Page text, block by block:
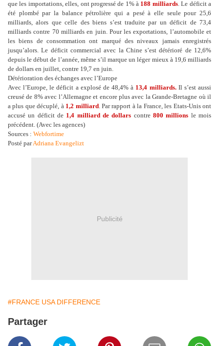
que les importations, elles, ont progressé de 1% à 188 milliards. Le déficit a
été plombé par la balance pétrolière qui a pesé à elle seule pour 25,6
milliards, alors que celle des biens s’est traduite par un déficit de 73,4
milliards contre 70 milliards en juin. Pour les exportations, l’automobile et
les biens de consommation ont marqué des niveaux jamais enregistrés
jusqu’alors. Le déficit commercial avec la Chine s’est détérioré de 12,6%
depuis le début de l’année, même s’il marque un léger mieux à 19,6 milliards
de dollars en juillet, contre 19,7 en juin.
Détérioration des échanges avec l’Europe
Avec l’Europe, le déficit a explosé de 48,4% à 13,4 milliards.Il s’est aussi
creusé de 8% avec l’Allemagne et encore plus avec la Grande-Bretagne où il
a plus que décuplé, à 1,2 milliard. Par rapport à la France, les Etats-Unis ont
accusé un déficit de 1,4 milliard de dollars contre800 millions le mois
précédent. (Avec les agences)
Sources : Webfortime
Posté parAdriana Evangelizt
Publicité
#FRANCE USA DIFFERENCE
Partager